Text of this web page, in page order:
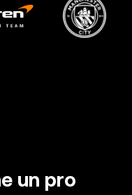
un pro